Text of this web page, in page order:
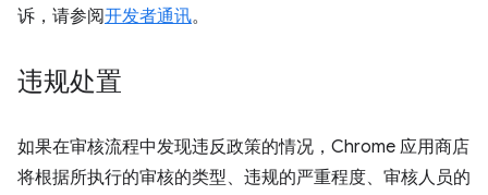
诉，请参阅开发者通讯。
违规处置
如果在审核流程中发现违反政策的情况，Chrome 应用商店
将根据所执行的审核的类型、违规的严重程度、审核人员的